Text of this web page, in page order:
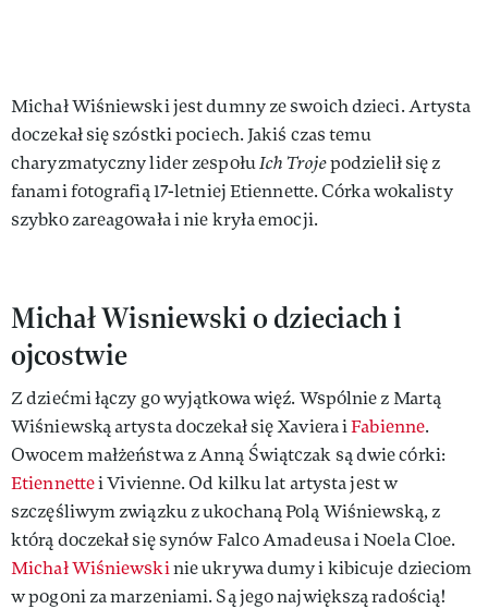
Michał Wiśniewski jest dumny ze swoich dzieci. Artysta
doczekał się szóstki pociech. Jakiś czas temu
charyzmatyczny lider zespołuIch Trojepodzielił się z
fanami fotografią 17-letniej Etiennette. Córka wokalisty
szybko zareagowała i nie kryła emocji.
Michał Wisniewski o dzieciach i
ojcostwie
Z dziećmi łączy go wyjątkowa więź. Wspólnie z Martą
Wiśniewską artysta doczekał się Xaviera iFabienne.
Owocem małżeństwa z Anną Świątczak są dwie córki:
Etiennettei Vivienne. Od kilku lat artysta jest w
szczęśliwym związku z ukochaną Polą Wiśniewską, z
którą doczekał się synów Falco Amadeusa i Noela Cloe.
Michał Wiśniewskinie ukrywa dumy i kibicuje dzieciom
w pogoni za marzeniami. Są jego największą radością!